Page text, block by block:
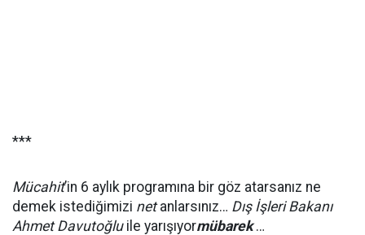
***
Mücahit’in 6 aylık programına bir göz atarsanız ne
demek istediğimizi netanlarsınız… Dış İşleri Bakanı
Ahmet Davutoğluile yarışıyormübarek…